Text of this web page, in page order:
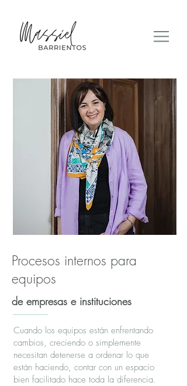
Procesos internos para
equipos
de empresas e instituciones
Cuando los equipos están enfrentando
cambios, creciendo o simplemente
necesitan detenerse a ordenar lo que
están haciendo, contar con un espacio
bien facilitado hace toda la diferencia.